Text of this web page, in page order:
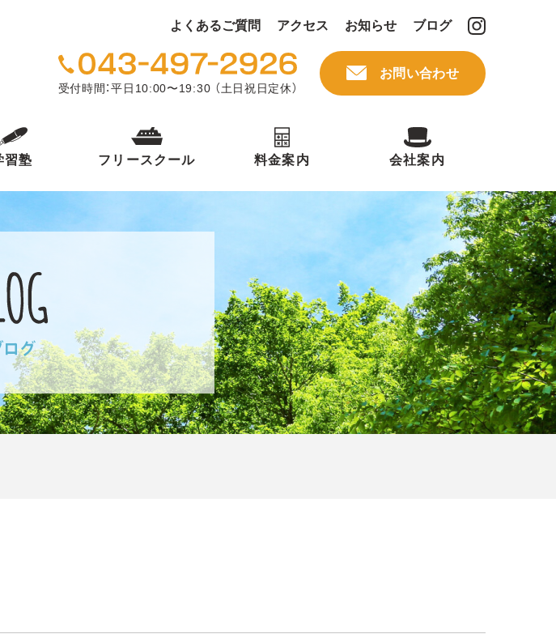
よくあるご質問 アクセス お知らせ ブログ
受付時間：平日10:00〜19:30 （土日祝日定休）
お問い合わせ
習塾 フリースクール 料金案内 会社案内